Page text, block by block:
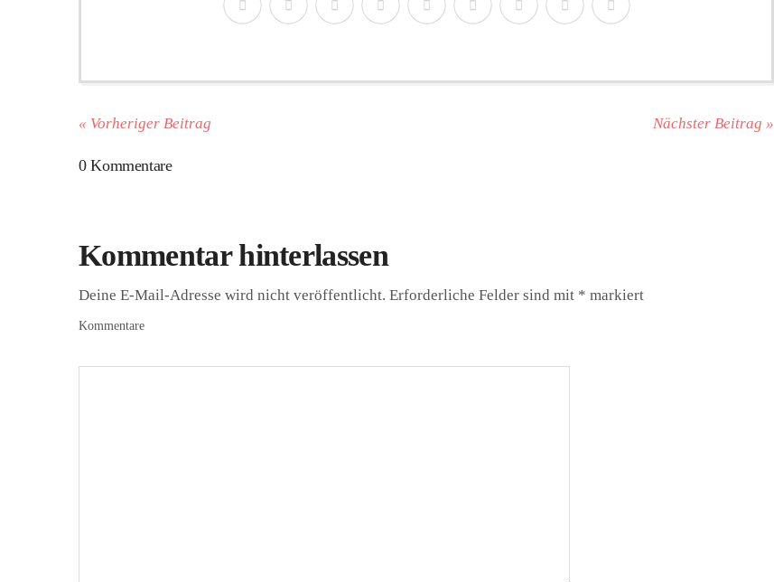
« Vorheriger Beitrag Nächster Beitrag »
0 Kommentare
Kommentar hinterlassen
Deine E-Mail-Adresse wird nicht veröffentlicht. Erforderliche Felder sind mit * markiert
Kommentare